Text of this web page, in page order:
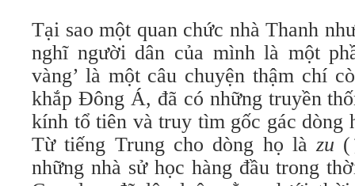
Tại sao một quan chức nhà Thanh
nghĩ người dân của mình là một
vàng’ là một câu chuyện thậm chí
khắp Đông Á, đã có những truyền
kính tổ tiên và truy tìm gốc gác dòng
Từ tiếng Trung cho dòng họ làzu
những nhà sử học hàng đầu trong